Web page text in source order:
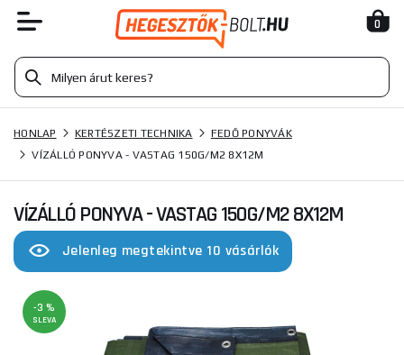
0
HONLAP KERTÉSZETI TECHNIKA
FEDŐ PONYVÁK
VÍZÁLLÓ PONYVA - VASTAG 150G/M2 8X12M
VÍZÁLLÓ PONYVA - VASTAG 150G/M2 8X12M
Jelenleg megtekintve 10 vásárlók
-3 %
SLEVA